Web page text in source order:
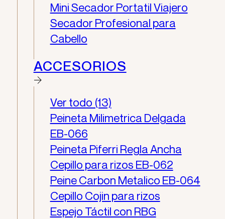
Mini Secador Portatil Viajero
Secador Profesional para
Cabello
ACCESORIOS
Ver todo (13)
Peineta Milimetrica Delgada
EB-066
Peineta Piferri Regla Ancha
Cepillo para rizos EB-062
Peine Carbon Metalico EB-064
Cepillo Cojin para rizos
Espejo Táctil con RBG